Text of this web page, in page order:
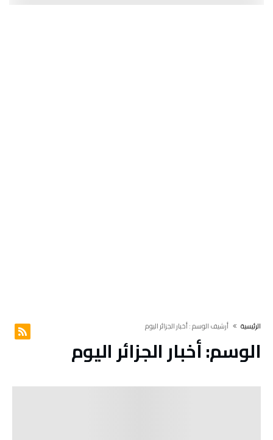
‫الرئيسية‬ ‫أرشيف الوسم :‬ أخبار الجزائر اليوم
الوسم:أخبار الجزائر اليوم